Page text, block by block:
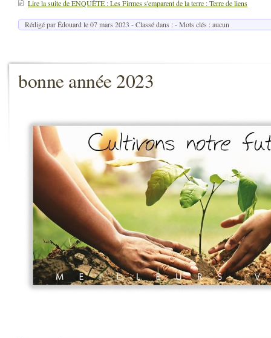
Lire la suite de ENQUÊTE : Les Firmes s'emparent de la terre : Terre de liens
Rédigé par Édouard le07 mars 2023 - Classé dans : - Mots clés : aucun
bonne année 2023